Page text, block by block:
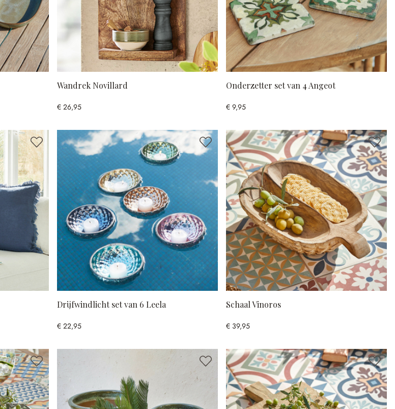
Wandrek Novillard
€ 26,95
Onderzetter set van 4 Angeot
€ 9,95
Drijfwindlicht set van 6 Leela
€ 22,95
Schaal Vinoros
€ 39,95